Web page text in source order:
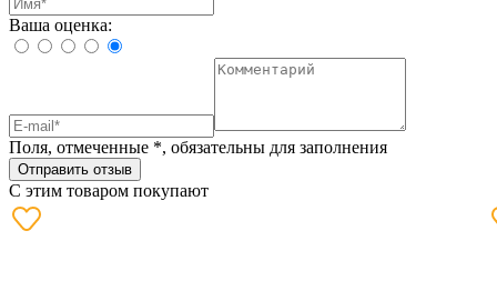
Ваша оценка:
Поля, отмеченные *, обязательны для заполнения
Отправить отзыв
С этим товаром покупают